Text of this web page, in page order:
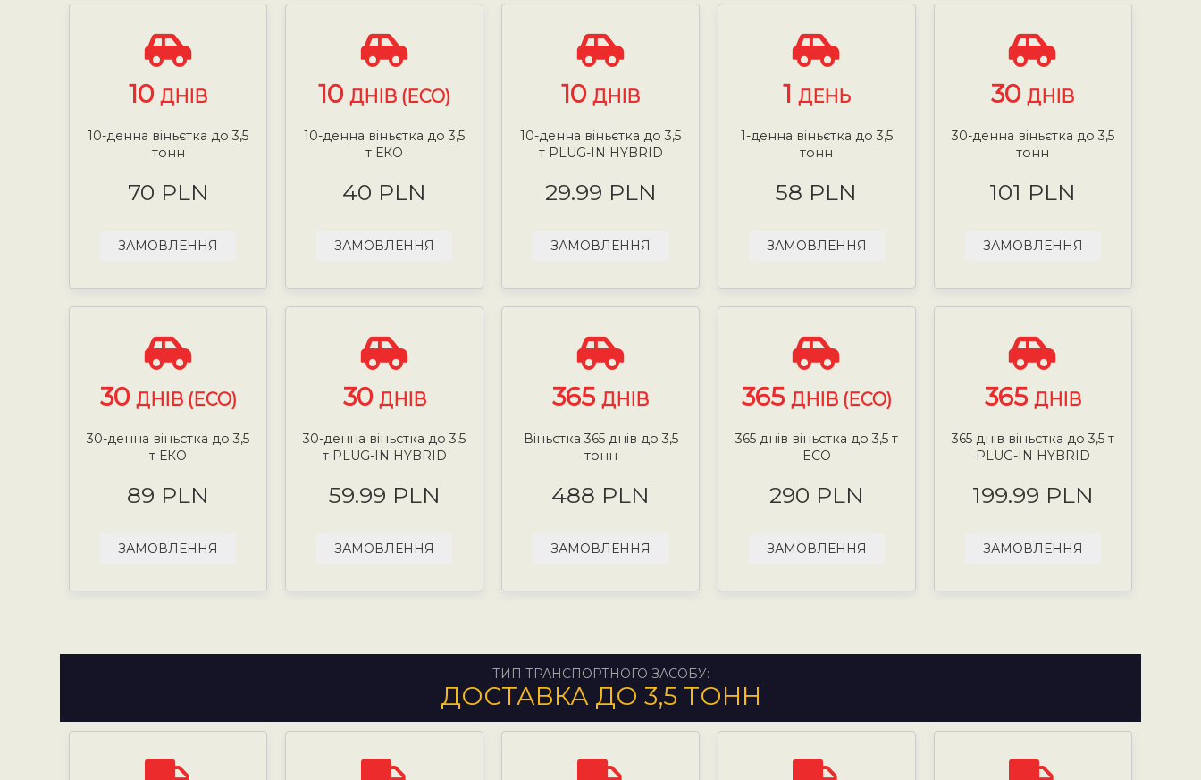
10ДНІВ
10-денна віньєтка до 3,5
тонн
70 PLN
ЗАМОВЛЕННЯ
10ДНІВ (ECO)
10-денна віньєтка до 3,5
т ЕКО
40 PLN
ЗАМОВЛЕННЯ
10 ДНІВ
10-денна віньєтка до 3,5
т PLUG-IN HYBRID
29.99 PLN
ЗАМОВЛЕННЯ
1 ДЕНЬ
1-денна віньєтка до 3,5
тонн
58 PLN
ЗАМОВЛЕННЯ
30ДНІВ
30-денна віньєтка до 3,5
тонн
101 PLN
ЗАМОВЛЕННЯ
30 ДНІВ (ECO)
30-денна віньєтка до 3,5
т ЕКО
89 PLN
ЗАМОВЛЕННЯ
30 ДНІВ
30-денна віньєтка до 3,5
т PLUG-IN HYBRID
59.99 PLN
ЗАМОВЛЕННЯ
365 ДНІВ
Віньєтка 365 днів до 3,5
тонн
488 PLN
ЗАМОВЛЕННЯ
365 ДНІВ (ECO)
365 днів віньєтка до 3,5 т
ECO
290 PLN
ЗАМОВЛЕННЯ
365 ДНІВ
365 днів віньєтка до 3,5 т
PLUG-IN HYBRID
199.99 PLN
ЗАМОВЛЕННЯ
ТИП ТРАНСПОРТНОГО ЗАСОБУ:
ДОСТАВКА ДО 3,5 ТОНН